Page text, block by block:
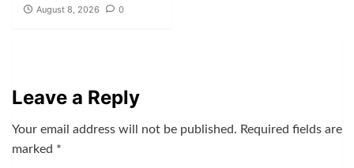
August 8, 2026 0
Leave a Reply
Your email address will not be published. Required fields are
marked *